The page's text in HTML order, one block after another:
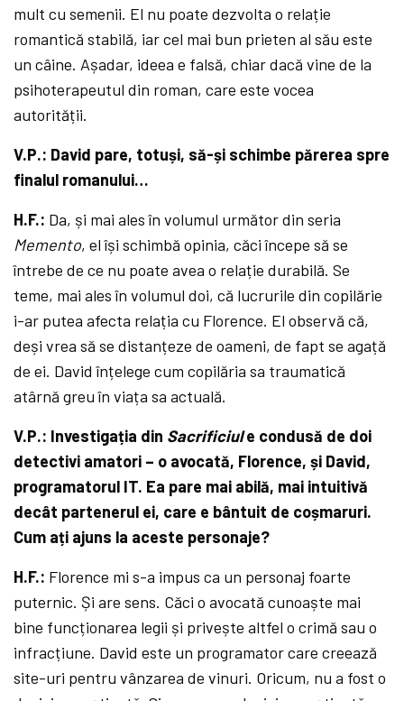
mult cu semenii. El nu poate dezvolta o relație
romantică stabilă, iar cel mai bun prieten al său este
un câine. Așadar, ideea e falsă, chiar dacă vine de la
psihoterapeutul din roman, care este vocea
autorității.
V.P.: David pare, totuși, să-și schimbe părerea spre
finalul romanului…
H.F.: Da, și mai ales în volumul următor din seria
Memento, el își schimbă opinia, căci începe să se
întrebe de ce nu poate avea o relație durabilă. Se
teme, mai ales în volumul doi, că lucrurile din copilărie
i-ar putea afecta relația cu Florence. El observă că,
deși vrea să se distanțeze de oameni, de fapt se agață
de ei. David înțelege cum copilăria sa traumatică
atârnă greu în viața sa actuală.
V.P.: Investigația din Sacrificiule condusă de doi
detectivi amatori – o avocată, Florence, și David,
programatorul IT. Ea pare mai abilă, mai intuitivă
decât partenerul ei, care e bântuit de coșmaruri.
Cum ați ajuns la aceste personaje?
H.F.: Florence mi s-a impus ca un personaj foarte
puternic. Și are sens. Căci o avocată cunoaște mai
bine funcționarea legii și privește altfel o crimă sau o
infracțiune. David este un programator care creează
site-uri pentru vânzarea de vinuri. Oricum, nu a fost o